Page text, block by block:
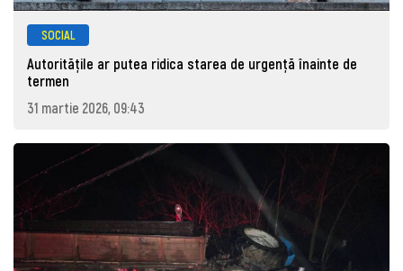
SOCIAL
Autoritățile ar putea ridica starea de urgență înainte de
termen
31 martie 2026, 09:43